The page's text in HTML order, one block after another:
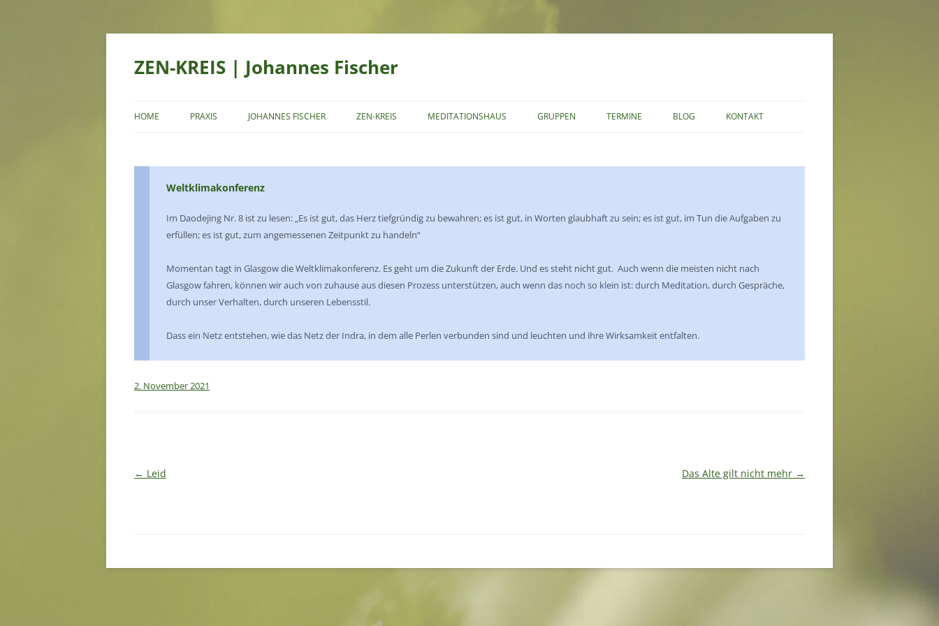
ZEN-KREIS | Johannes Fischer
Inhalt
HOME PRAXIS
ÜBUNG DES ALLTAGS
JOHANNES FISCHER ZEN-KREIS MEDITATIONSHAUS GRUPPEN TERMINE BLOG KONTAKT
Weltklimakonferenz
Im Daodejing Nr. 8 ist zu lesen: „Es ist gut, das Herz tiefgründig zu bewahren; es ist gut, in Worten glaubhaft zu sein; es ist gut, im Tun die Aufgaben zu
erfüllen; es ist gut, zum angemessenen Zeitpunkt zu handeln“
Momentan tagt in Glasgow die Weltklimakonferenz. Es geht um die Zukunft der Erde. Und es steht nicht gut. Auch wenn die meisten nicht nach
Glasgow fahren, können wir auch von zuhause aus diesen Prozess unterstützen, auch wenn das noch so klein ist: durch Meditation, durch Gespräche,
durch unser Verhalten, durch unseren Lebensstil.
Dass ein Netz entstehen, wie das Netz der Indra, in dem alle Perlen verbunden sind und leuchten und ihre Wirksamkeit entfalten.
2. November 2021
Beitragsnavigation
← Leid Das Alte gilt nicht mehr →